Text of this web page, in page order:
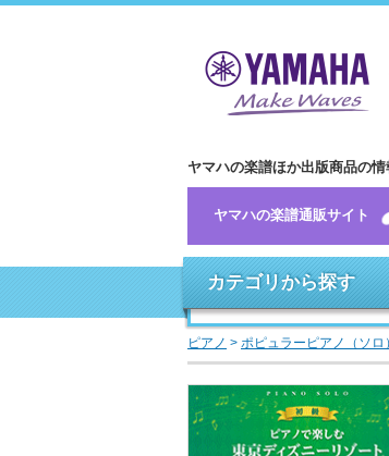
ヤマハの楽譜ほか出版商品の情
ヤマハの楽譜通販サイト
カテゴリから探す
ピアノ > ポピュラーピアノ（ソロ